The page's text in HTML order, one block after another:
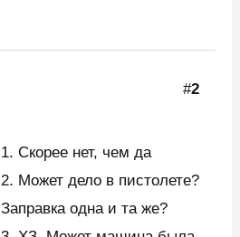
#2
1. Скорее нет, чем да
2. Может дело в пистолете?
Заправка одна и та же?